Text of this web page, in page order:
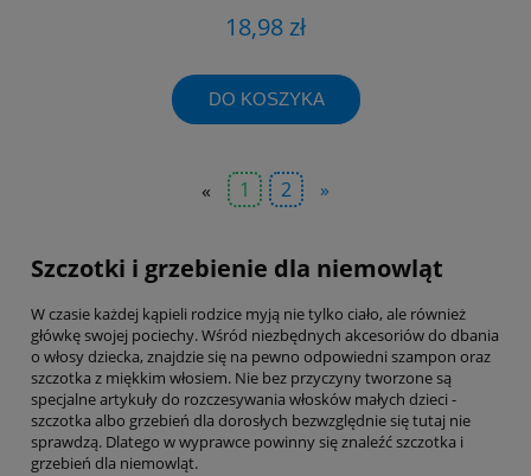
18,98 zł
DO KOSZYKA
« 1 2 »
Szczotki i grzebienie dla niemowląt
W czasie każdej kąpieli rodzice myją nie tylko ciało, ale również
główkę swojej pociechy. Wśród niezbędnych akcesoriów do dbania
o włosy dziecka, znajdzie się na pewno odpowiedni szampon oraz
szczotka z miękkim włosiem. Nie bez przyczyny tworzone są
specjalne artykuły do rozczesywania włosków małych dzieci -
szczotka albo grzebień dla dorosłych bezwzględnie się tutaj nie
sprawdzą. Dlatego w wyprawce powinny się znaleźć szczotka i
grzebień dla niemowląt.